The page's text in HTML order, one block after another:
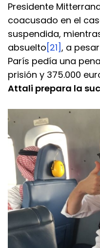
Presidente
coacusado en el
suspendida,
absuelto [21], a
París pedía una
prisión y 375.000
Attali prepara la